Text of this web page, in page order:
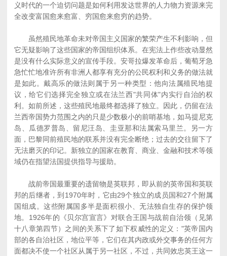
义时代的一个迫切问题是如何利用发达世界的人力物力资源来完
全改变富国愈来愈富、穷国愈来愈穷的趋势。
虽然殖民地革命未对帝国主义国家的繁荣产生不利影响，但
它无疑影响了这些国家的帝国组织体系。在宪法上作些改动显然
是没有什么实际意义的宣传手段。安哥拉爆发革命后，葡萄牙急
急忙忙地准许所有非洲人都享有充分的公民权利和义务的做法就
是如此。戴高乐的做法则属于另一种类型：他向法属殖民地提
议，给它们选择完全独立或在法兰西"共同体"内实行自治的权
利。如前所述，这些殖民地最终都选择了独立。因此，仍留在法
兰西帝国势力范围之内的只是少数极小的前哨基地，如马提尼克
岛、瓜德罗普岛、留尼汪岛、圭亚那和法属索马里兰。另一方
面，巴黎同前殖民地的联系并没有完全断绝；过去的交往留下了
无法磨灭的印记。新独立的国家在教育、商业、金融和技术等领
域仍在指望法国提供指导与援助。
战前帝国最重要的遗留物是英联邦，即从前的英帝国和英联
邦的后继者，到1970年时，它由29个独立的成员国和27个附属
国组成。这些附属国多半是面积很小、无法独自生存的保护领
地。1926年的《贝尔宫宣言》对联合王国与战前自治领（见第
十八章第四节）之间的关系下了如下权威性的定义："英帝国内
部的各自治社区，地位平等，它们在其内政或外交事务的任何方
面都决不使一个社区从属于另一社区，不过，共同效忠英王这一